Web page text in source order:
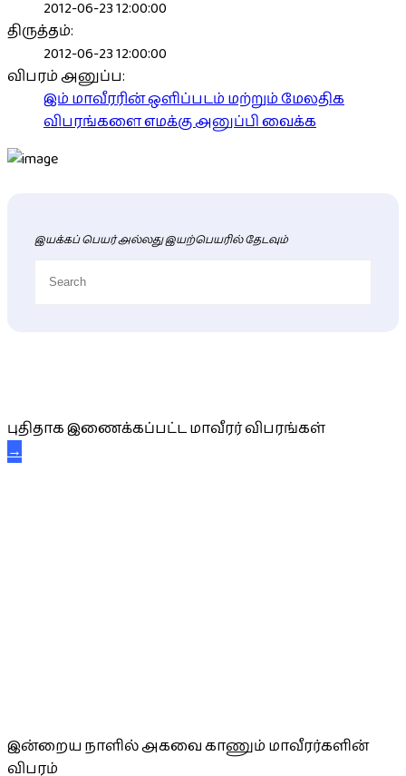
2012-06-23 12:00:00
திருத்தம்:
2012-06-23 12:00:00
விபரம் அனுப்ப:
இம் மாவீரரின் ஒளிப்படம் மற்றும் மேலதிக
விபரங்களை எமக்கு அனுப்பி வைக்க
இயக்கப் பெயர் அல்லது இயற்பெயரில் தேடவும்
புதிதாக இணைக்கப்பட்ட மாவீரர் விபரங்கள்
→
இன்றைய நாளில் அகவை காணும் மாவீரர்களின்
விபரம்